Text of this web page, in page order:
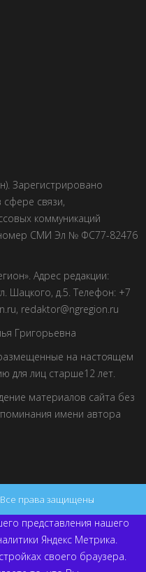
Зарегистрировано
связи,
коммуникаций
номер СМИ Эл № ФС77-82476
Адрес редакции:
Шацкого, д.5. Телефон: +7
redaktor@ngregion.ru
Григорьевна
на настоящем
для лиц старше12 лет.
материалов сайта без
имени автора
права защищены
представления нашего
Яндекс Метрика.
своего браузера.